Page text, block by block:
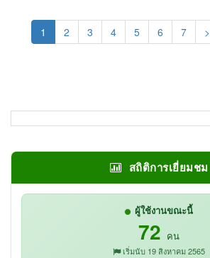
1 (current)
2 3 4 5 6 7 >
สถิติการเยี่ยมชม
ผู้ใช้งานขณะนี้
72 คน
เริ่มนับ 19 สิงหาคม 2565